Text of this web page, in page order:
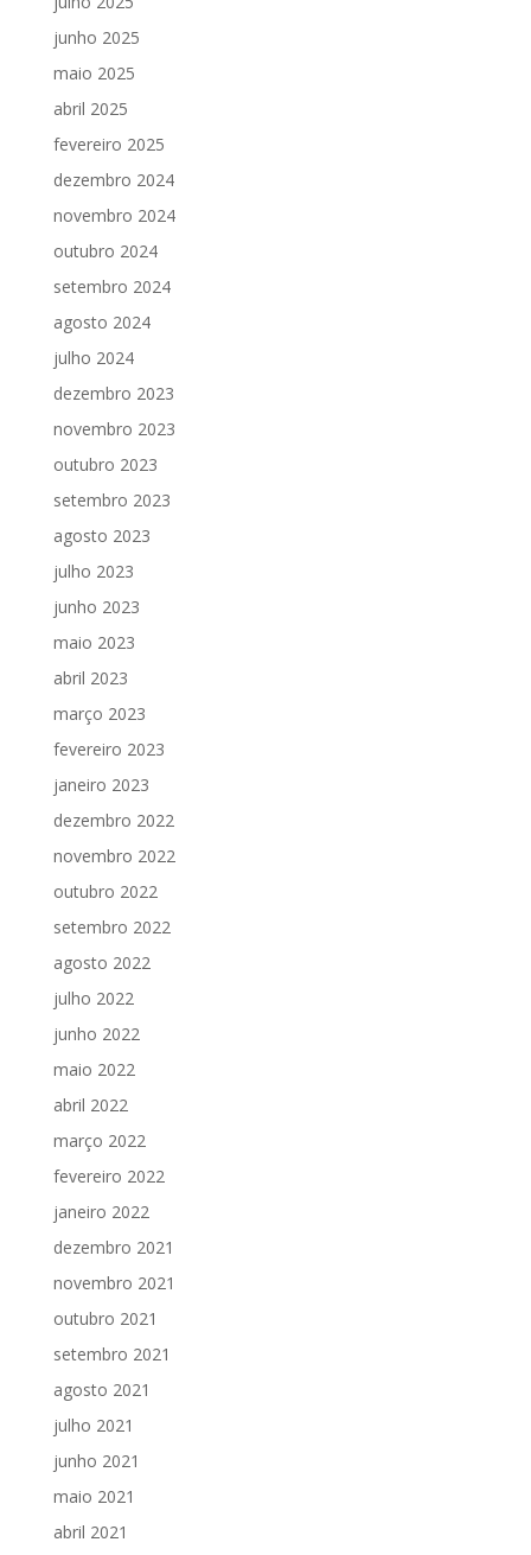
junho 2025
maio 2025
abril 2025
fevereiro 2025
dezembro 2024
novembro 2024
outubro 2024
setembro 2024
agosto 2024
julho 2024
dezembro 2023
novembro 2023
outubro 2023
setembro 2023
agosto 2023
julho 2023
junho 2023
maio 2023
abril 2023
março 2023
fevereiro 2023
janeiro 2023
dezembro 2022
novembro 2022
outubro 2022
setembro 2022
agosto 2022
julho 2022
junho 2022
maio 2022
abril 2022
março 2022
fevereiro 2022
janeiro 2022
dezembro 2021
novembro 2021
outubro 2021
setembro 2021
agosto 2021
julho 2021
junho 2021
maio 2021
abril 2021